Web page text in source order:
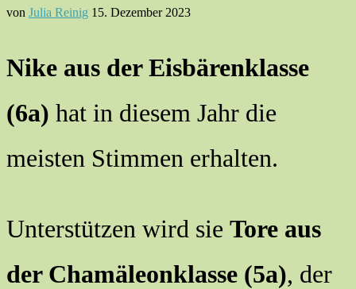
von Julia Reinig 15. Dezember 2023
Nike aus der Eisbärenklasse
(6a) hat in diesem Jahr die
meisten Stimmen erhalten.
Unterstützen wird sie Tore aus
der Chamäleonklasse (5a), der